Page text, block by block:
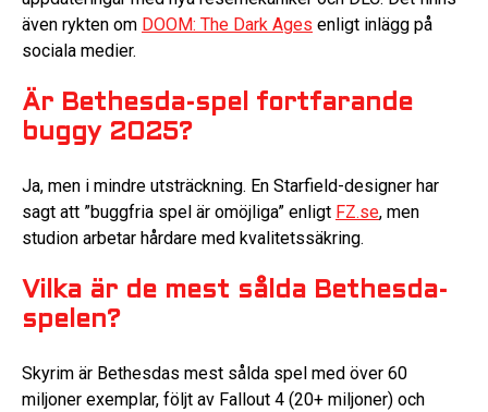
även rykten om DOOM: The Dark Ages enligt inlägg på
sociala medier.
Är Bethesda-spel fortfarande
buggy 2025?
Ja, men i mindre utsträckning. En Starfield-designer har
sagt att ”buggfria spel är omöjliga” enligt FZ.se, men
studion arbetar hårdare med kvalitetssäkring.
Vilka är de mest sålda Bethesda-
spelen?
Skyrim är Bethesdas mest sålda spel med över 60
miljoner exemplar, följt av Fallout 4 (20+ miljoner) och